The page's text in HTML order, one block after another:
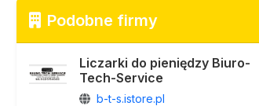
Podobne firmy
Liczarki do pieniędzy Biuro-
Tech-Service
b-t-s.istore.pl